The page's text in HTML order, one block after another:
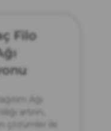
Filo
Ağı
artırın,
çözümler ile